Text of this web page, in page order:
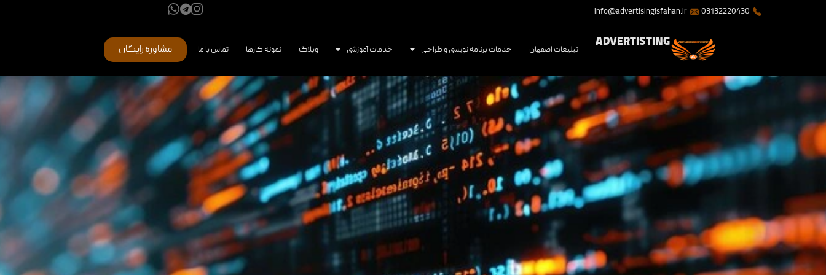
03132220430
info@advertisingisfahan.ir
ADVERTISTING تبلیغات اصفهان خدمات برنامه نویسی و طراحی خدمات آموزشی وبلاگ نمونه کارها تماس با ما مشاوره رایگان